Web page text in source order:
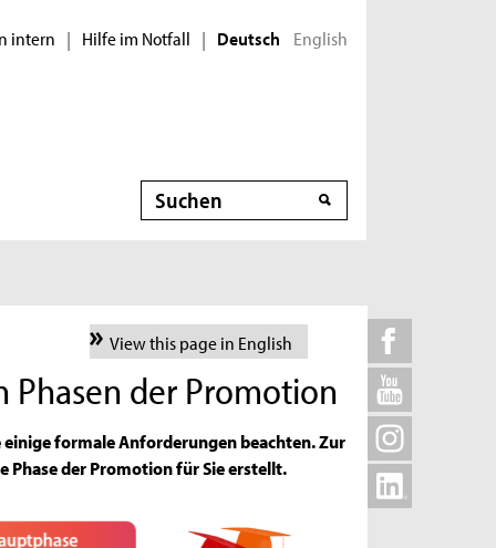
intern | Hilfe im Notfall | Deutsch English
Suche
View this page in English
der Promotion
einige formale Anforderungen beachten. Zur
Phase der Promotion für Sie erstellt.